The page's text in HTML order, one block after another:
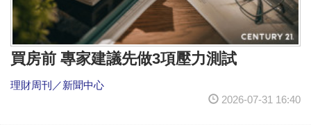
買房前 專家建議先做3項壓力測試
理財周刊／新聞中心
2026-07-31 16:40